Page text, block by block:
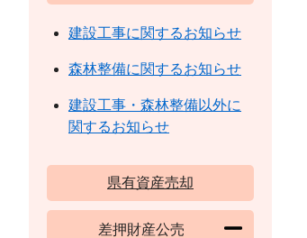
建設工事に関するお知らせ
森林整備に関するお知らせ
建設工事・森林整備以外に
関するお知らせ
県有資産売却
差押財産公売